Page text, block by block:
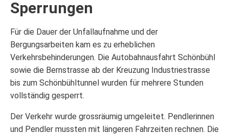
Sperrungen
Für die Dauer der Unfallaufnahme und der
Bergungsarbeiten kam es zu erheblichen
Verkehrsbehinderungen. Die Autobahnausfahrt Schönbühl
sowie die Bernstrasse ab der Kreuzung Industriestrasse
bis zum Schönbühltunnel wurden für mehrere Stunden
vollständig gesperrt.
Der Verkehr wurde grossräumig umgeleitet. Pendlerinnen
und Pendler mussten mit längeren Fahrzeiten rechnen. Die